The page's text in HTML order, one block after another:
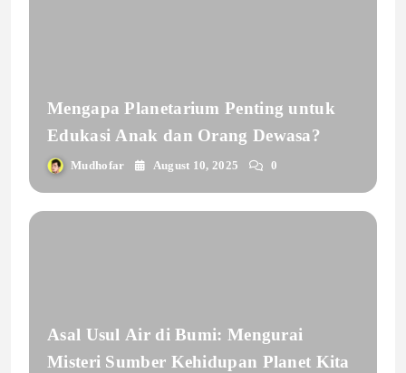
Mengapa Planetarium Penting untuk
Edukasi Anak dan Orang Dewasa?
Mudhofar August 10, 2025 0
Asal Usul Air di Bumi: Mengurai
Misteri Sumber Kehidupan Planet Kita